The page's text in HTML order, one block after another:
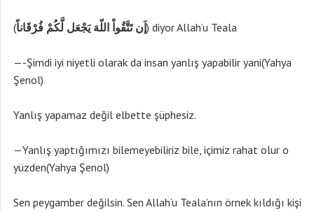
(إَن تَتَّقُواْ اللّهَ يَجْعَل لَّكُمْ فُرْقَاناً) diyor Allah’u Teala
—-Şimdi iyi niyetli olarak da insan yanlış yapabilir yani(Yahya
Şenol)
Yanlış yapamaz değil elbette şüphesiz.
—Yanlış yaptığımızı bilemeyebiliriz bile, içimiz rahat olur o
yüzden(Yahya Şenol)
Sen peygamber değilsin. Sen Allah’u Teala’nın örnek kıldığı kişi